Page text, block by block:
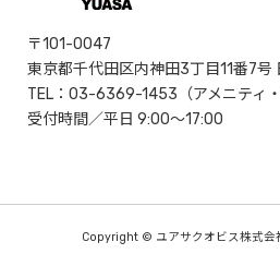
〒101-0047
東京都千代田区内神田3丁目11番7号
TEL：03-6369-1453（アメニティ・
受付時間／平日 9:00～17:00
Copyright © ユアサクオビス株式会